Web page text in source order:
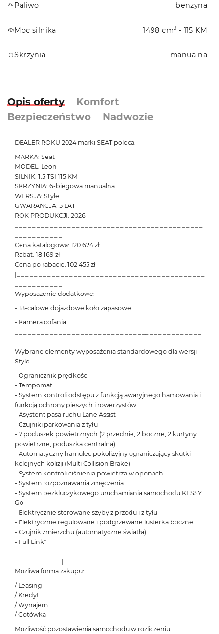
Paliwo benzyna
Moc silnika 1498 cm3 - 115 KM
Skrzynia manualna
Opis oferty
Komfort
Bezpieczeństwo
Nadwozie
DEALER ROKU 2024 marki SEAT poleca:
MARKA: Seat
MODEL: Leon
SILNIK: 1.5 TSI 115 KM
SKRZYNIA: 6-biegowa manualna
WERSJA: Style
GWARANCJA: 5 LAT
ROK PRODUKCJI: 2026
Cena katalogowa: 120 624 zł
Rabat: 18 169 zł
Cena po rabacie: 102 455 zł
Wyposażenie dodatkowe:
- 18-calowe dojazdowe koło zapasowe
- Kamera cofania
Wybrane elementy wyposażenia standardowego dla wersji
Style:
- Ogranicznik prędkości
- Tempomat
- System kontroli odstępu z funkcją awaryjnego hamowania i
funkcją ochrony pieszych i rowerzystów
- Asystent pasa ruchu Lane Assist
- Czujniki parkowania z tyłu
- 7 poduszek powietrznych (2 przednie, 2 boczne, 2 kurtyny
powietrzne, poduszka centralna)
- Automatyczny hamulec pokolizyjny ograniczający skutki
kolejnych kolizji (Multi Collision Brake)
- System kontroli ciśnienia powietrza w oponach
- System rozpoznawania zmęczenia
- System bezkluczykowego uruchamiania samochodu KESSY
Go
- Elektrycznie sterowane szyby z przodu i z tyłu
- Elektrycznie regulowane i podgrzewane lusterka boczne
- Czujnik zmierzchu (automatyczne światła)
- Full Link*
Możliwa forma zakupu:
/ Leasing
/ Kredyt
/ Wynajem
/ Gotówka
Możliwość pozostawienia samochodu w rozliczeniu.